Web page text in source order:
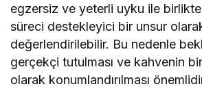
egzersiz ve yeterli uyku ile
süreci destekleyici bir unsur
değerlendirilebilir. Bu nedenle
gerçekçi tutulması ve kahvenin
olarak konumlandırılması